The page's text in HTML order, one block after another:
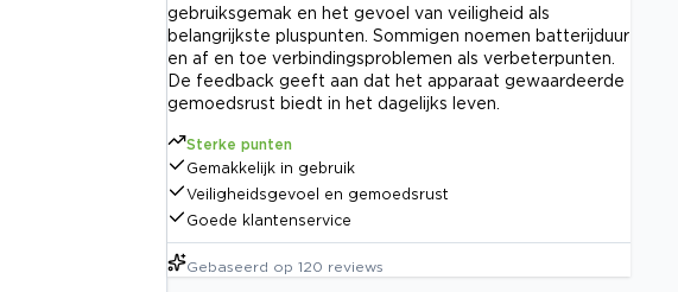
gebruiksgemak en het gevoel van veiligheid als
belangrijkste pluspunten. Sommigen noemen batterijduur
en af en toe verbindingsproblemen als verbeterpunten.
De feedback geeft aan dat het apparaat gewaardeerde
gemoedsrust biedt in het dagelijks leven.
Sterke punten
Gemakkelijk in gebruik
Veiligheidsgevoel en gemoedsrust
Goede klantenservice
Gebaseerd op 120 reviews